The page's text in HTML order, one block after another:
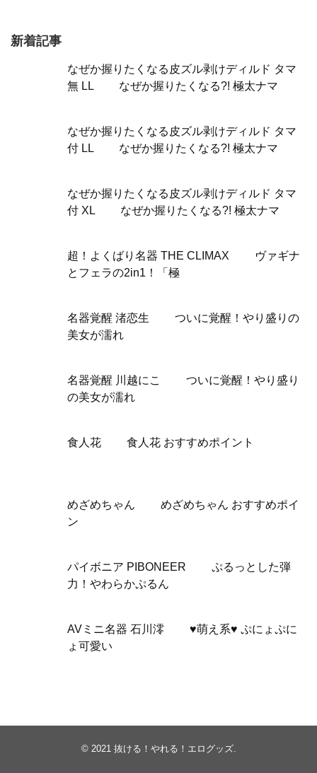
新着記事
なぜか握りたくなる皮ズル剥けディルド タマ
無 LL なぜか握りたくなる?! 極太ナマ
なぜか握りたくなる皮ズル剥けディルド タマ
付 LL なぜか握りたくなる?! 極太ナマ
なぜか握りたくなる皮ズル剥けディルド タマ
付 XL なぜか握りたくなる?! 極太ナマ
超！よくばり名器 THE CLIMAX ヴァギナ
とフェラの2in1！「極
名器覚醒 渚恋生 ついに覚醒！やり盛りの
美女が濡れ
名器覚醒 川越にこ ついに覚醒！やり盛り
の美女が濡れ
食人花 食人花 おすすめポイント
めざめちゃん めざめちゃん おすすめポイ
ン
パイボニア PIBONEER ぷるっとした弾
力！やわらかぷるん
AVミニ名器 石川澪 ♥萌え系♥ ぷにょぷに
ょ可愛い
© 2021 抜ける！やれる！エログッズ.